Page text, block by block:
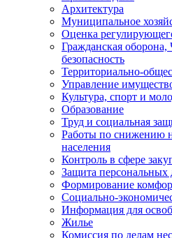
Архитектура
Муниципальное
Оценка
Гражданская
безопасность
Территориально-
Управление
Культура, спорт и
Образование
Труд и социальная
Работы по снижению
населения
Контроль в сфере
Защита персональных
Формирование
Социально-
Информация для
Жилье
Комиссия по делам